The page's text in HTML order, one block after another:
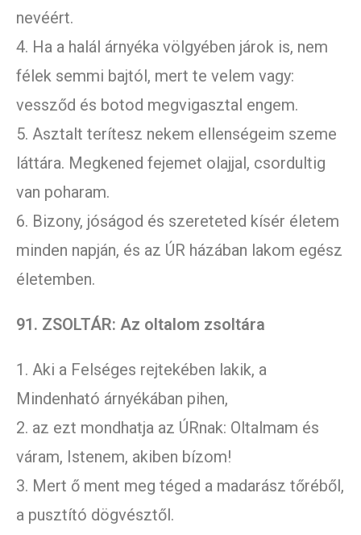
nevéért.
4. Ha a halál árnyéka völgyében járok is, nem
félek semmi bajtól, mert te velem vagy:
vessződ és botod megvigasztal engem.
5. Asztalt terítesz nekem ellenségeim szeme
láttára. Megkened fejemet olajjal, csordultig
van poharam.
6. Bizony, jóságod és szereteted kísér életem
minden napján, és az ÚR házában lakom egész
életemben.
91. ZSOLTÁR: Az oltalom zsoltára
1. Aki a Felséges rejtekében lakik, a
Mindenható árnyékában pihen,
2. az ezt mondhatja az ÚRnak: Oltalmam és
váram, Istenem, akiben bízom!
3. Mert ő ment meg téged a madarász tőréből,
a pusztító dögvésztől.